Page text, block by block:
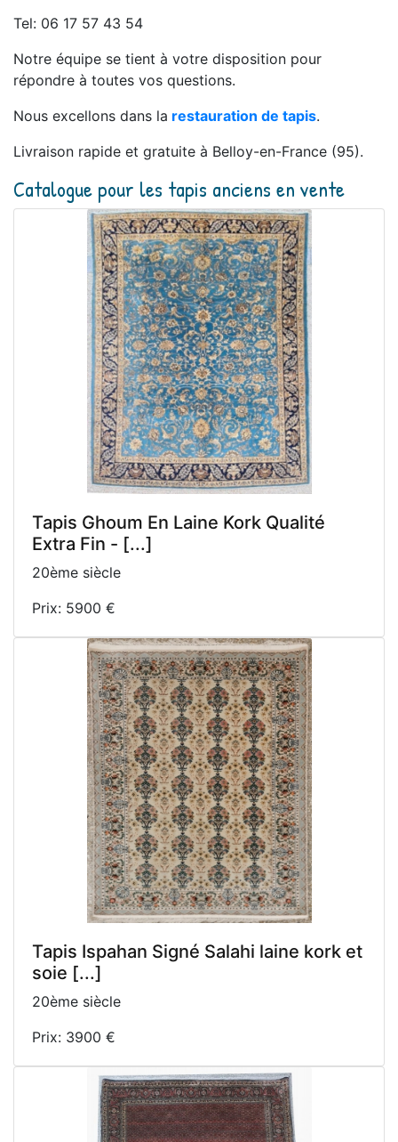
Tel: 06 17 57 43 54
Notre équipe se tient à votre disposition pour
répondre à toutes vos questions.
Nous excellons dans la restauration de tapis.
Livraison rapide et gratuite à Belloy-en-France (95).
Catalogue pour les tapis anciens en vente
Tapis Ghoum En Laine Kork Qualité
Extra Fin - [...]
20ème siècle
Prix: 5900 €
Tapis Ispahan Signé Salahi laine kork et
soie [...]
20ème siècle
Prix: 3900 €